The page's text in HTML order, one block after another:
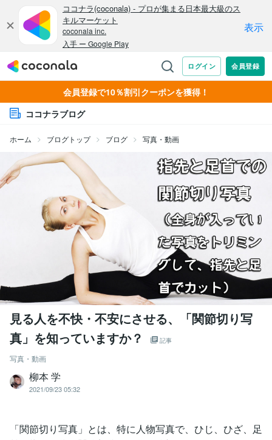
会員登録で10％割引クーポンを獲得！
ココナラブログ
ホーム ブログトップ ブログ 写真・動画
見る人を不快・不安にさせる、「関節切り写
真」を知っていますか？
記事
写真・動画
柳本 学
2021/09/23 05:32
「関節切り写真」とは、特に人物写真で、ひじ、ひざ、足